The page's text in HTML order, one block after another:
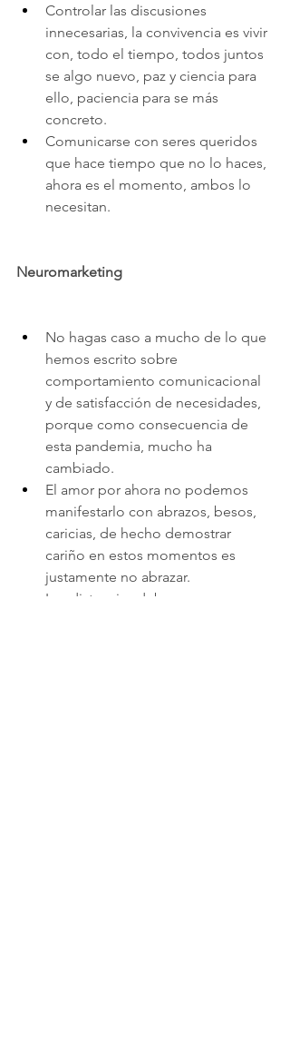
Controlar las discusiones
innecesarias, la convivencia es vivir
con, todo el tiempo, todos juntos
se algo nuevo, paz y ciencia para
ello, paciencia para se más
concreto.
Comunicarse con seres queridos
que hace tiempo que no lo haces,
ahora es el momento, ambos lo
necesitan.
Neuromarketing
No hagas caso a mucho de lo que
hemos escrito sobre
comportamiento comunicacional
y de satisfacción de necesidades,
porque como consecuencia de
esta pandemia, mucho ha
cambiado.
El amor por ahora no podemos
manifestarlo con abrazos, besos,
caricias, de hecho demostrar
cariño en estos momentos es
justamente no abrazar.
Las distancias debemos